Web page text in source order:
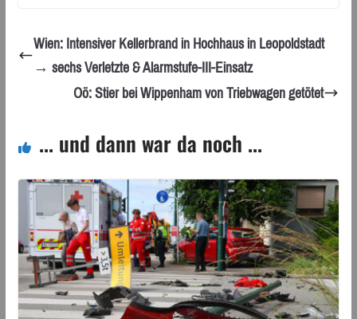
Wien: Intensiver Kellerbrand in Hochhaus in Leopoldstadt
→ sechs Verletzte & Alarmstufe-III-Einsatz
Oö: Stier bei Wippenham von Triebwagen getötet
... und dann war da noch ...